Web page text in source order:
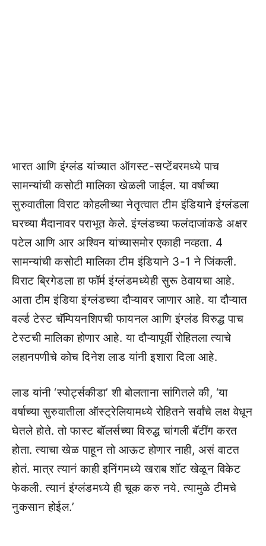
भारत आणि इंग्लंड यांच्यात ऑगस्ट-सप्टेंबरमध्ये पाच
सामन्यांची कसोटी मालिका खेळली जाईल. या वर्षाच्या
सुरुवातीला विराट कोहलीच्या नेतृत्वात टीम इंडियाने इंग्लंडला
घरच्या मैदानावर पराभूत केले. इंग्लंडच्या फलंदाजांकडे अक्षर
पटेल आणि आर अश्विन यांच्यासमोर एकाही नव्हता. 4
सामन्यांची कसोटी मालिका टीम इंडियाने 3-1 ने जिंकली.
विराट ब्रिगेडला हा फॉर्म इंग्लंडमध्येही सुरू ठेवायचा आहे.
आता टीम इंडिया इंग्लंडच्या दौऱ्यावर जाणार आहे. या दौऱ्यात
वर्ल्ड टेस्ट चॅम्पियनशिपची फायनल आणि इंग्लंड विरुद्ध पाच
टेस्टची मालिका होणार आहे. या दौऱ्यापूर्वी रोहितला त्याचे
लहानपणीचे कोच दिनेश लाड यांनी इशारा दिला आहे.
लाड यांनी ‘स्पोर्ट्सकीडा’ शी बोलताना सांगितले की, ‘या
वर्षाच्या सुरुवातीला ऑस्ट्रेलियामध्ये रोहितने सर्वांचे लक्ष वेधून
घेतले होते. तो फास्ट बॉलर्सच्या विरुद्ध चांगली बॅटींग करत
होता. त्याचा खेळ पाहून तो आऊट होणार नाही, असं वाटत
होतं. मात्र त्यानं काही इनिंगमध्ये खराब शॉट खेळून विकेट
फेकली. त्यानं इंग्लंडमध्ये ही चूक करु नये. त्यामुळे टीमचे
नुकसान होईल.’